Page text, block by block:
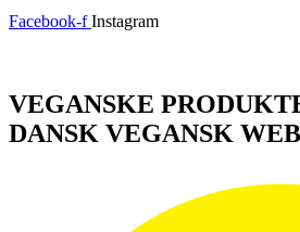
Facebook-f Instagram
VEGANSKE
DANSK VEGANSK